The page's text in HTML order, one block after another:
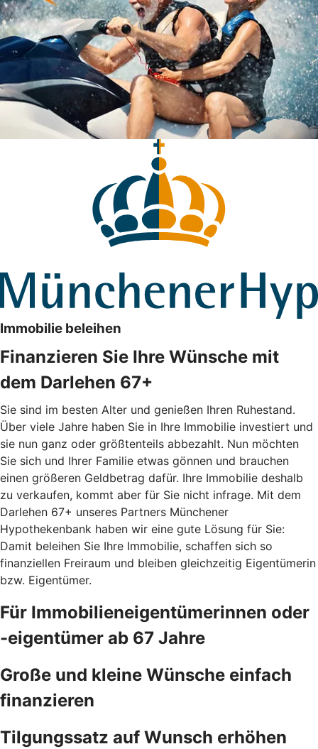
Immobilie beleihen
Finanzieren Sie Ihre Wünsche mit
dem Darlehen 67+
Sie sind im besten Alter und genießen Ihren Ruhestand.
Über viele Jahre haben Sie in Ihre Immobilie investiert und
sie nun ganz oder größtenteils abbezahlt. Nun möchten
Sie sich und Ihrer Familie etwas gönnen und brauchen
einen größeren Geldbetrag dafür. Ihre Immobilie deshalb
zu verkaufen, kommt aber für Sie nicht infrage. Mit dem
Darlehen 67+ unseres Partners Münchener
Hypothekenbank haben wir eine gute Lösung für Sie:
Damit beleihen Sie Ihre Immobilie, schaffen sich so
finanziellen Freiraum und bleiben gleichzeitig Eigentümerin
bzw. Eigentümer.
Für Immobilieneigentümerinnen oder
-eigentümer ab 67 Jahre
Große und kleine Wünsche einfach
finanzieren
Tilgungssatz auf Wunsch erhöhen